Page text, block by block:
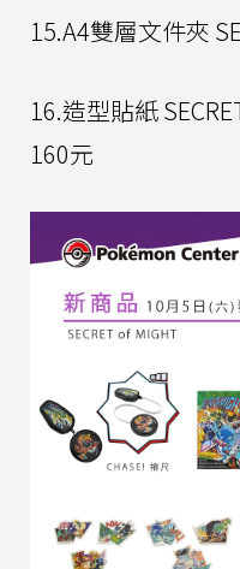
15.A4雙層文件夾
16.造型貼紙
160元